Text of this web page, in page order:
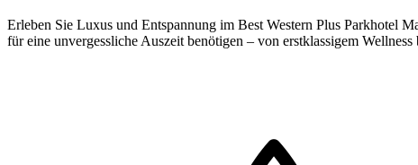
Erleben Sie Luxus und Entspannung im Best Western Plus Parkhotel
für eine unvergessliche Auszeit benötigen – von erstklassigem